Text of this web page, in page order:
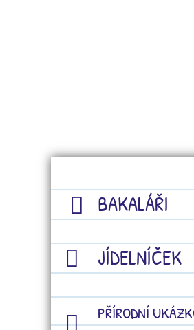
BAKALÁŘI
JÍDELNÍČEK
PŘÍRODNÍ